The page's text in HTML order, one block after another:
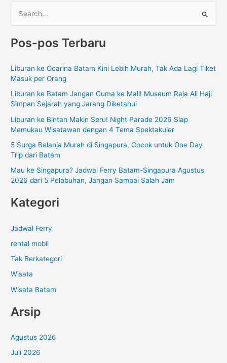
r
u
t
Pos-pos Terbaru
Liburan ke Ocarina Batam Kini Lebih Murah, Tak Ada Lagi Tiket
Masuk per Orang
Liburan ke Batam Jangan Cuma ke Mall! Museum Raja Ali Haji
Simpan Sejarah yang Jarang Diketahui
Liburan ke Bintan Makin Seru! Night Parade 2026 Siap
Memukau Wisatawan dengan 4 Tema Spektakuler
5 Surga Belanja Murah di Singapura, Cocok untuk One Day
Trip dari Batam
Mau ke Singapura? Jadwal Ferry Batam-Singapura Agustus
2026 dari 5 Pelabuhan, Jangan Sampai Salah Jam
Kategori
Jadwal Ferry
rental mobil
Tak Berkategori
Wisata
Wisata Batam
Arsip
Agustus 2026
Juli 2026